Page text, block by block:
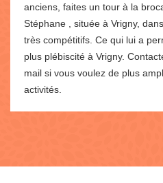
anciens, faites un tour à la
Stéphane , située à Vrigny,
très compétitifs. Ce qui lui a
plus plébiscité à Vrigny.
mail si vous voulez de plus
activités.